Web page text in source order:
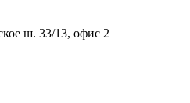
ш. 33/13, офис 2